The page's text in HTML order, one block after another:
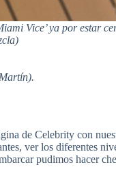
Vice’ ya por estar
de Celebrity con
ver los diferentes
pudimos hacer